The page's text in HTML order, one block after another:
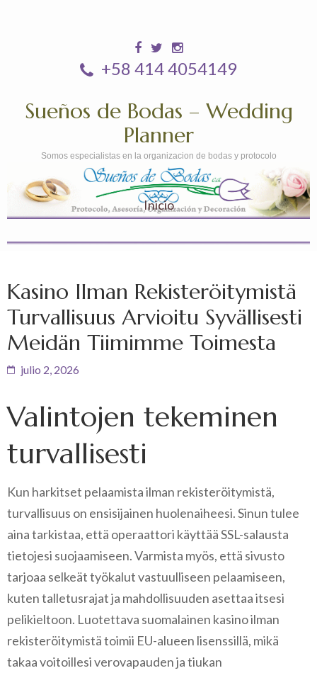
+58 414 4054149
Sueños de Bodas – Wedding
Planner
Somos especialistas en la organizacion de bodas y protocolo
Inicio
Kasino Ilman Rekisteröitymistä
Turvallisuus Arvioitu Syvällisesti
Meidän Tiimimme Toimesta
julio 2, 2026
Valintojen tekeminen
turvallisesti
Kun harkitset pelaamista ilman rekisteröitymistä,
turvallisuus on ensisijainen huolenaiheesi. Sinun tulee
aina tarkistaa, että operaattori käyttää SSL-salausta
tietojesi suojaamiseen. Varmista myös, että sivusto
tarjoaa selkeät työkalut vastuulliseen pelaamiseen,
kuten talletusrajat ja mahdollisuuden asettaa itsesi
pelikieltoon. Luotettava suomalainen kasino ilman
rekisteröitymistä toimii EU-alueen lisenssillä, mikä
takaa voitoillesi verovapauden ja tiukan